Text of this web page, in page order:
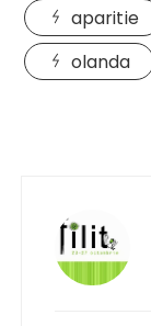
aparitie
olanda
articole